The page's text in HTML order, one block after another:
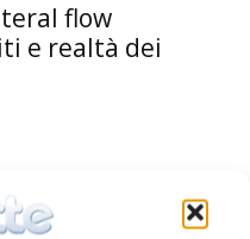
flow
e realtà dei